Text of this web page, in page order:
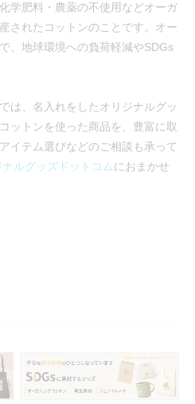
学肥料・農薬の不使用などオーガ
されたコットンのことです。オー
、地球環境への負荷軽減やSDGs
では、名入れをしたオリジナルグッ
ットンを使った商品を、豊富に取
イテム選びなどのご相談も承って
ナルグッズドットコムにおまかせ